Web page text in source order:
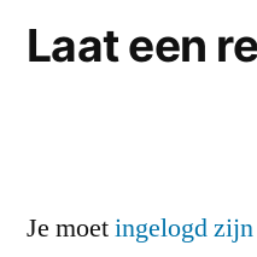
Laat een
Je moetingelogd